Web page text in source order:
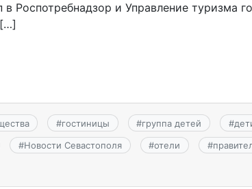
в Роспотребнадзор и Управление туризма
#гостиницы #группа детей #
#Новости Севастополя #отели #